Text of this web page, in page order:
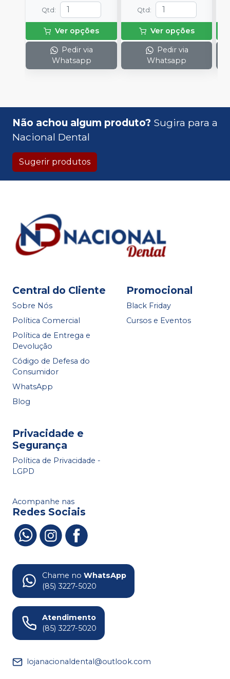
Qtd:
Ver opções
Pedir via
Whatsapp
Qtd:
Ver opções
Pedir via
Whatsapp
Não achou algum produto? Sugira para a
Nacional Dental
Sugerir produtos
Central do Cliente
Sobre Nós
Política Comercial
Política de Entrega e
Devolução
Código de Defesa do
Consumidor
WhatsApp
Blog
Promocional
Black Friday
Cursos e Eventos
Privacidade e
Segurança
Política de Privacidade -
LGPD
Acompanhe nas
Redes Sociais
Chame no WhatsApp
(85) 3227-5020
Atendimento
(85) 3227-5020
lojanacionaldental@outlook.com